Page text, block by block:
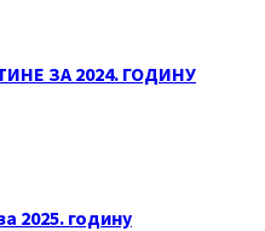
ЗА 2024. ГОДИНУ
2025. годину